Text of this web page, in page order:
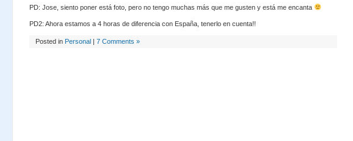
PD: Jose, siento poner está foto, pero no tengo muchas más que me gusten y está me encanta
PD2: Ahora estamos a 4 horas de diferencia con España, tenerlo en cuenta!!
Posted in Personal | 7 Comments »